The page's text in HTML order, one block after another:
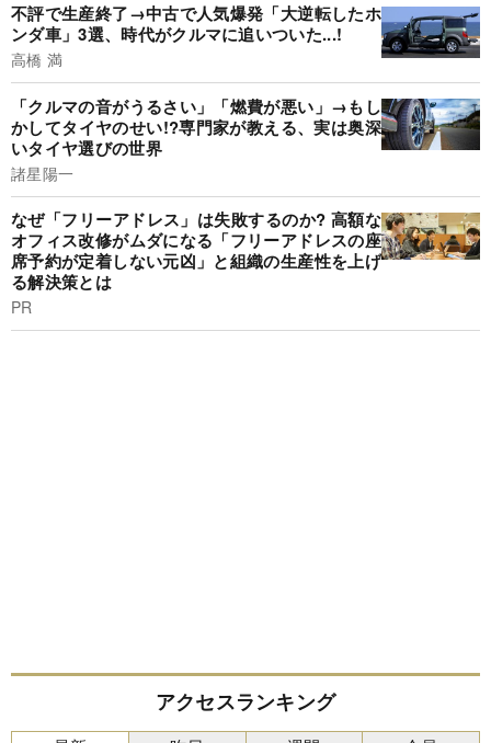
不評で生産終了→中古で人気爆発「大逆転したホ
ンダ車」3選、時代がクルマに追いついた...!
高橋 満
「クルマの音がうるさい」「燃費が悪い」→もし
かしてタイヤのせい!?専門家が教える、実は奥深
いタイヤ選びの世界
諸星陽一
なぜ「フリーアドレス」は失敗するのか? 高額な
オフィス改修がムダになる「フリーアドレスの座
席予約が定着しない元凶」と組織の生産性を上げ
る解決策とは
PR
アクセスランキング